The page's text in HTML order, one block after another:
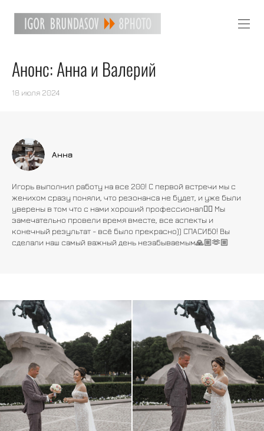
Анонс: Анна и Валерий
18 июля 2024
Анна
Игорь выполнил работу на все 200! С первой встречи мы с
женихом сразу поняли, что резонанса не будет, и уже были
уверены в том что с нами хороший профессионал👍🏼 Мы
замечательно провели время вместе, все аспекты и
конечный результат - всё было прекрасно)) СПАСИБО! Вы
сделали наш самый важный день незабываемым🙏🏼🫶🏼